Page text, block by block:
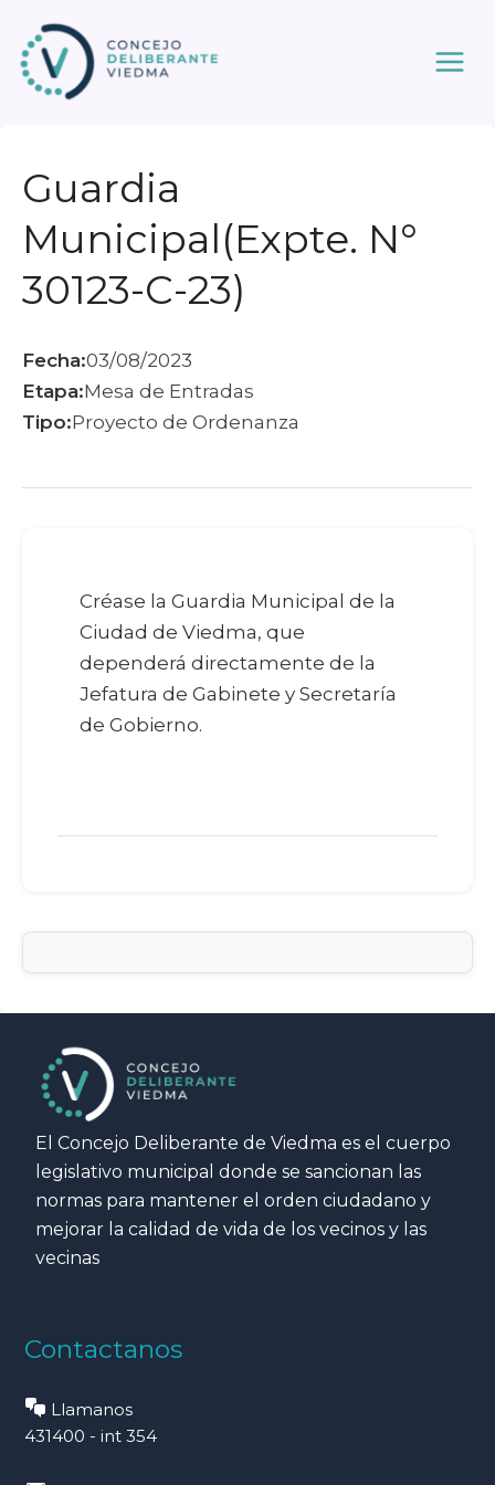
contenido
Guardia
Municipal(Expte. N°
30123-C-23)
Fecha:03/08/2023
Etapa:Mesa de Entradas
Tipo:Proyecto de Ordenanza
Créase la Guardia Municipal de la
Ciudad de Viedma, que
dependerá directamente de la
Jefatura de Gabinete y Secretaría
de Gobierno.
El Concejo Deliberante de Viedma es el cuerpo
legislativo municipal donde se sancionan las
normas para mantener el orden ciudadano y
mejorar la calidad de vida de los vecinos y las
vecinas
Contactanos
Llamanos
431400 - int 354